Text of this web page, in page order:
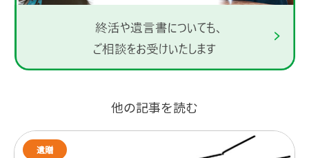
他の記事を読む
遺贈